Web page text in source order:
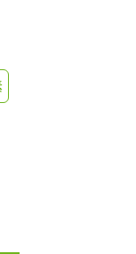
受付内容
お